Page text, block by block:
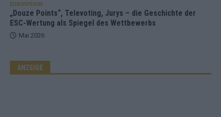
EUROVISION
„Douze Points“, Televoting, Jurys – die Geschichte der
ESC-Wertung als Spiegel des Wettbewerbs
Mai 2026
ANZEIGE